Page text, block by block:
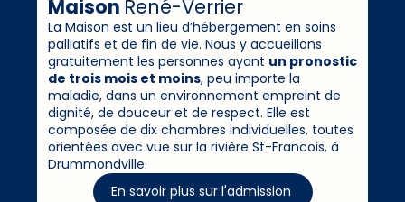
Maison René-Verrier
La Maison est un lieu d’hébergement en soins
palliatifs et de fin de vie. Nous y accueillons
gratuitement les personnes ayant un pronostic
de trois mois et moins, peu importe la
maladie, dans un environnement empreint de
dignité, de douceur et de respect. Elle est
composée de dix chambres individuelles, toutes
orientées avec vue sur la rivière St-Francois, à
Drummondville.
En savoir plus sur l'admission